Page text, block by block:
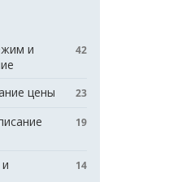
и
42
цены 23
19
14